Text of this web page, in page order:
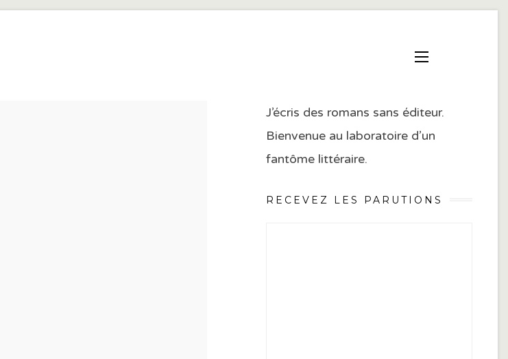
J’écris des romans sans éditeur.
Bienvenue au laboratoire d’un
fantôme littéraire.
RECEVEZ LES PARUTIONS